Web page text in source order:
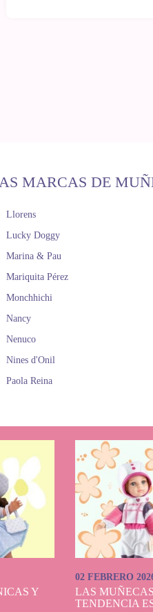
MARCAS DE
Llorens
Lucky Doggy
Marina & Pau
Mariquita Pérez
Monchhichi
Nancy
Nenuco
Nines d'Onil
Paola Reina
Y
02 FEBRERO
LAS
TENDENCIA